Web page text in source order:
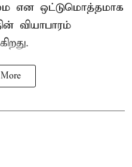
என ஒட்டுமொத்தமாக
வியாபாரம்